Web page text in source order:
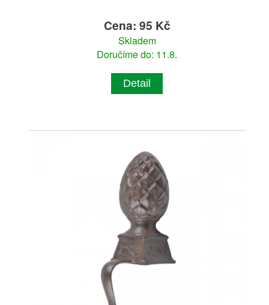
Cena: 95 Kč
Skladem
Doručíme do: 11.8.
Detail